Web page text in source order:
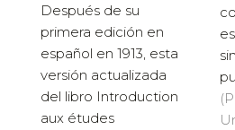
Después de su
primera edición en
español en 1913, esta
versión actualizada
del libro Introduction
aux études